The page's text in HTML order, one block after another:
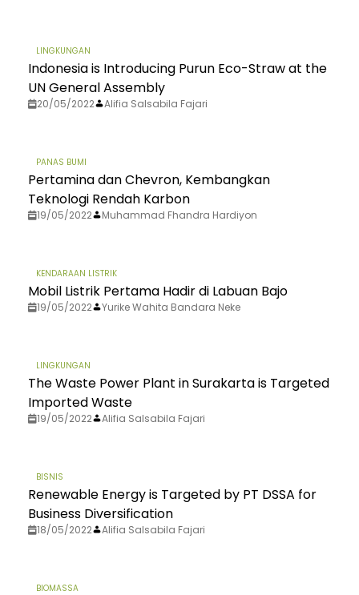
LINGKUNGAN
Indonesia is Introducing Purun Eco-Straw at the
UN General Assembly
20/05/2022 Alifia Salsabila Fajari
PANAS BUMI
Pertamina dan Chevron, Kembangkan
Teknologi Rendah Karbon
19/05/2022 Muhammad Fhandra Hardiyon
KENDARAAN LISTRIK
Mobil Listrik Pertama Hadir di Labuan Bajo
19/05/2022 Yurike Wahita Bandara Neke
LINGKUNGAN
The Waste Power Plant in Surakarta is Targeted
Imported Waste
19/05/2022 Alifia Salsabila Fajari
BISNIS
Renewable Energy is Targeted by PT DSSA for
Business Diversification
18/05/2022 Alifia Salsabila Fajari
BIOMASSA